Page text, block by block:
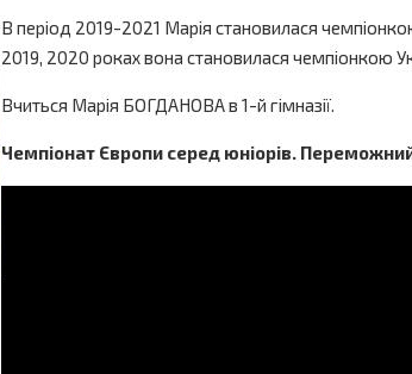
В період 2019-2021 Марія становилася
2019, 2020 роках вона становилася чемпіонкою
Вчиться Марія БОГДАНОВА в 1-й гімназії.
Чемпіонат Європи серед юніорів. Переможний